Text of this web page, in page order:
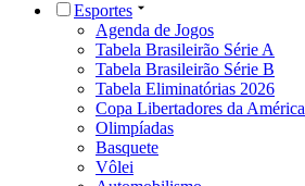
Esportes
Agenda de Jogos
Tabela Brasileirão Série A
Tabela Brasileirão Série B
Tabela Eliminatórias 2026
Copa Libertadores da América
Olimpíadas
Basquete
Vôlei